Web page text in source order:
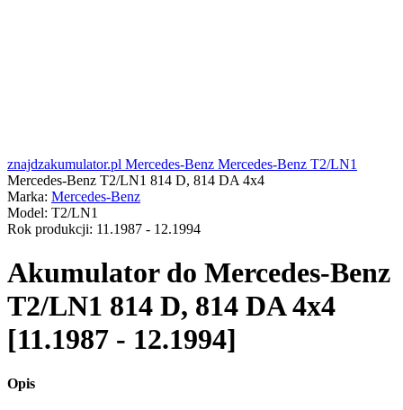
znajdzakumulator.pl Mercedes-Benz Mercedes-Benz T2/LN1
Mercedes-Benz T2/LN1 814 D, 814 DA 4x4
Marka: Mercedes-Benz
Model: T2/LN1
Rok produkcji: 11.1987 - 12.1994
Akumulator do Mercedes-Benz
T2/LN1 814 D, 814 DA 4x4
[11.1987 - 12.1994]
Opis